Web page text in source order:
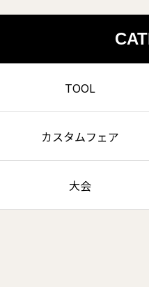
TOOL
カスタムフェア
大会